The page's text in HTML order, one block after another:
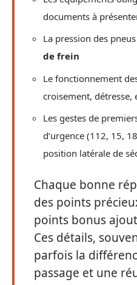
documents à
La pression des
de frein
Le fonctionnement
croisement, détresse,
Les gestes de
d’urgence (112, 15,
position latérale de
Chaque bonne
des points
points bonus
Ces détails,
parfois la
passage et une